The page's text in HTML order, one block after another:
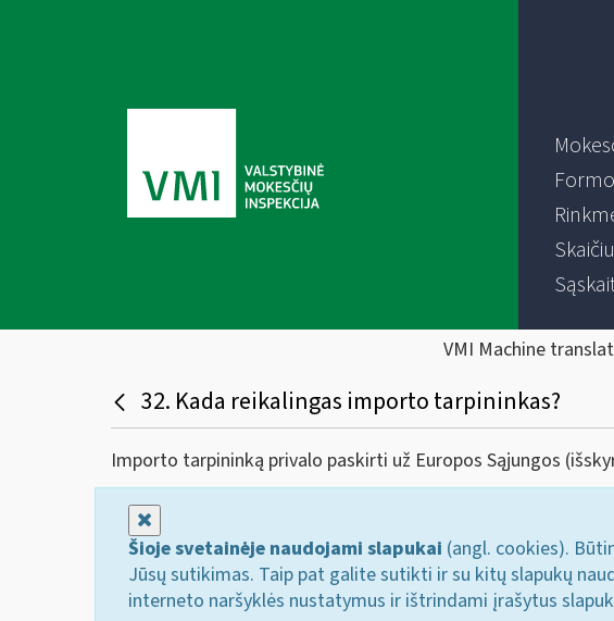
VMI Machine
32. Kada reikalingas importo tarpininkas?
Importo tarpininką privalo paskirti už Europos Sąjungos
Šioje svetainėje naudojami slapukai (angl. cookies).
Jūsų sutikimas. Taip pat galite sutikti ir su kitų slapukų
interneto naršyklės nustatymus ir ištrindami įrašytus